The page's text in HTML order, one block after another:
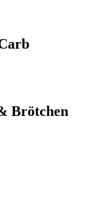
Brötchen